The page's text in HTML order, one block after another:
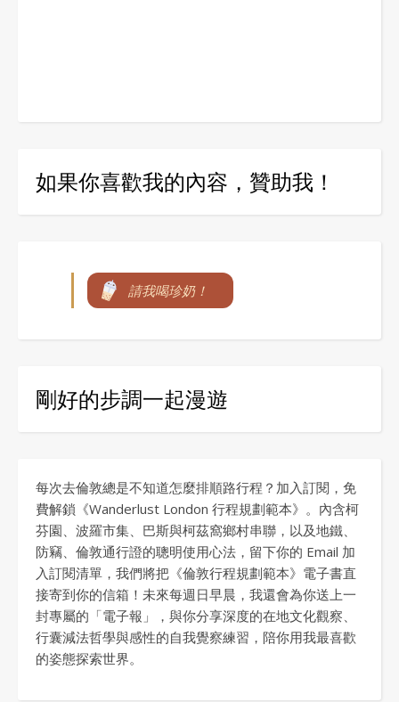
如果你喜歡我的內容，贊助我！
請我喝珍奶！
剛好的步調一起漫遊
每次去倫敦總是不知道怎麼排順路行程？加入訂閱，免
費解鎖《Wanderlust London 行程規劃範本》。內含柯
芬園、波羅市集、巴斯與柯茲窩鄉村串聯，以及地鐵、
防竊、倫敦通行證的聰明使用心法，留下你的 Email 加
入訂閱清單，我們將把《倫敦行程規劃範本》電子書直
接寄到你的信箱！未來每週日早晨，我還會為你送上一
封專屬的「電子報」，與你分享深度的在地文化觀察、
行囊減法哲學與感性的自我覺察練習，陪你用我最喜歡
的姿態探索世界。